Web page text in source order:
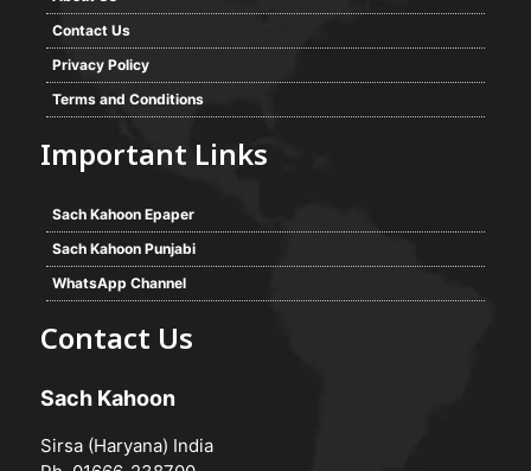
Contact Us
Privacy Policy
Terms and Conditions
Important Links
Sach Kahoon Epaper
Sach Kahoon Punjabi
WhatsApp Channel
Contact Us
Sach Kahoon
Sirsa (Haryana) India